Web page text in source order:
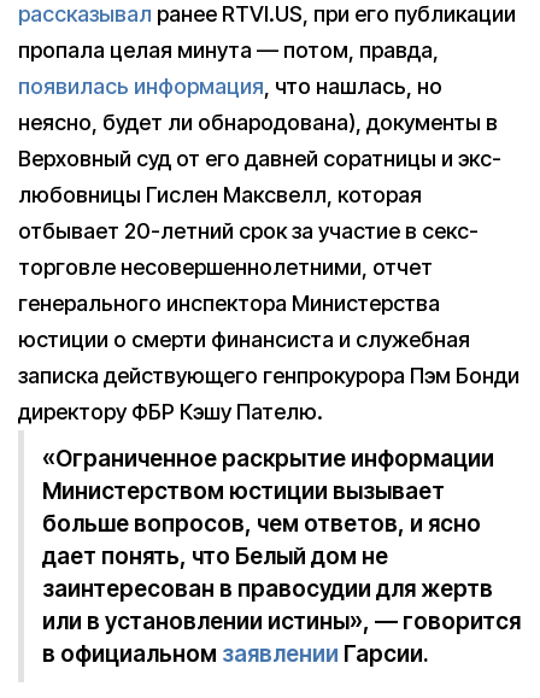
рассказывал ранее RTVI.US, при его публикации
пропала целая минута — потом, правда,
появилась информация, что нашлась, но
неясно, будет ли обнародована), документы в
Верховный суд от его давней соратницы и экс-
любовницы Гислен Максвелл, которая
отбывает 20-летний срок за участие в секс-
торговле несовершеннолетними, отчет
генерального инспектора Министерства
юстиции о смерти финансиста и служебная
записка действующего генпрокурора Пэм Бонди
директору ФБР Кэшу Пателю.
«Ограниченное раскрытие информации
Министерством юстиции вызывает
больше вопросов, чем ответов, и ясно
дает понять, что Белый дом не
заинтересован в правосудии для жертв
или в установлении истины», — говорится
в официальном заявлении Гарсии.